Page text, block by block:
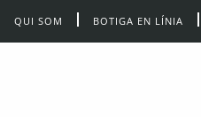
QUI SOM BOTIGA EN LÍNIA